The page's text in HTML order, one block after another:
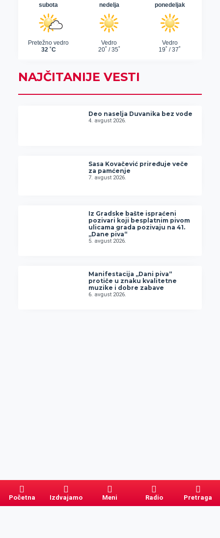
NAJČITANIJE VESTI
Deo naselja Duvanika bez vode
4. avgust 2026.
Sasa Kovačević priređuje veče
za pamćenje
7. avgust 2026.
Iz Gradske bašte ispraćeni
pozivari koji besplatnim pivom
ulicama grada pozivaju na 41.
„Dane piva“
5. avgust 2026.
Manifestacija „Dani piva“
protiče u znaku kvalitetne
muzike i dobre zabave
6. avgust 2026.
Početna Izdvajamo Meni Radio Pretraga